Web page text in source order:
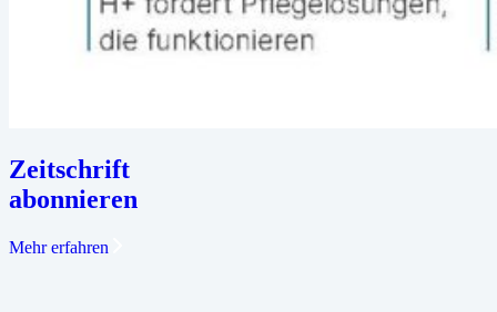
Zeitschrift
abonnieren
Mehr erfahren